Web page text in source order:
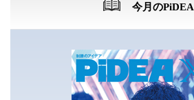
今月のPiDEA